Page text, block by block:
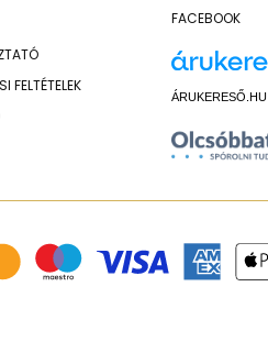
FELTÉTELEK
FACEBOOK
ÁRUKERESŐ.HU